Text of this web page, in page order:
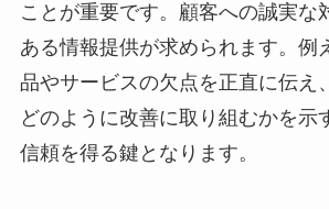
ことが重要です。顧客への誠実な
ある情報提供が求められます。例
品やサービスの欠点を正直に伝え
どのように改善に取り組むかを示
信頼を得る鍵となります。